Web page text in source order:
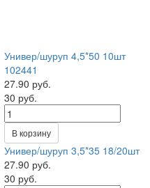
Универ/шуруп 4,5*50 10шт
102441
27.90 руб.
30 руб.
В корзину
Универ/шуруп 3,5*35 18/20шт
27.90 руб.
30 руб.